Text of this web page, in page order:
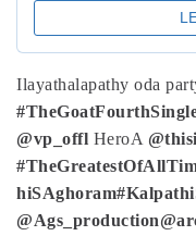
Ilayathalapathy oda
@vp_offl HeroA
hiSAghoram
@Ags_production